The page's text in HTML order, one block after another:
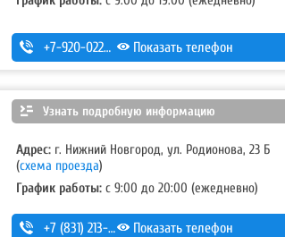
+7-920-022-50-01 Показать телефон
Узнать подробную информацию
Адрес: г. Нижний Новгород, ул. Родионова, 23 Б
(схема проезда)
График работы: с 9:00 до 20:00 (ежедневно)
+7 (831) 213-75-75 (доб. 1) Показать телефон